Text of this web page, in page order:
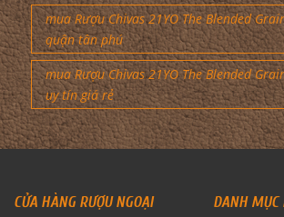
mua Rượu Chivas 21YO The Blended
quận tân phú
mua Rượu Chivas 21YO The Blended
uy tín giá rẻ
CỬA HÀNG RƯỢU NGOẠI DANH MỤC